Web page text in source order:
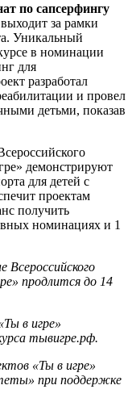
по сапсерфингу
за рамки
Уникальный
в номинации
для
разработал
и провел
детьми, показав
демонстрируют
для детей с
проектам
получить
номинациях и 1
Всероссийского
продлится до 14
в игре»
тывигре.рф.
«Ты в игре»
при поддержке